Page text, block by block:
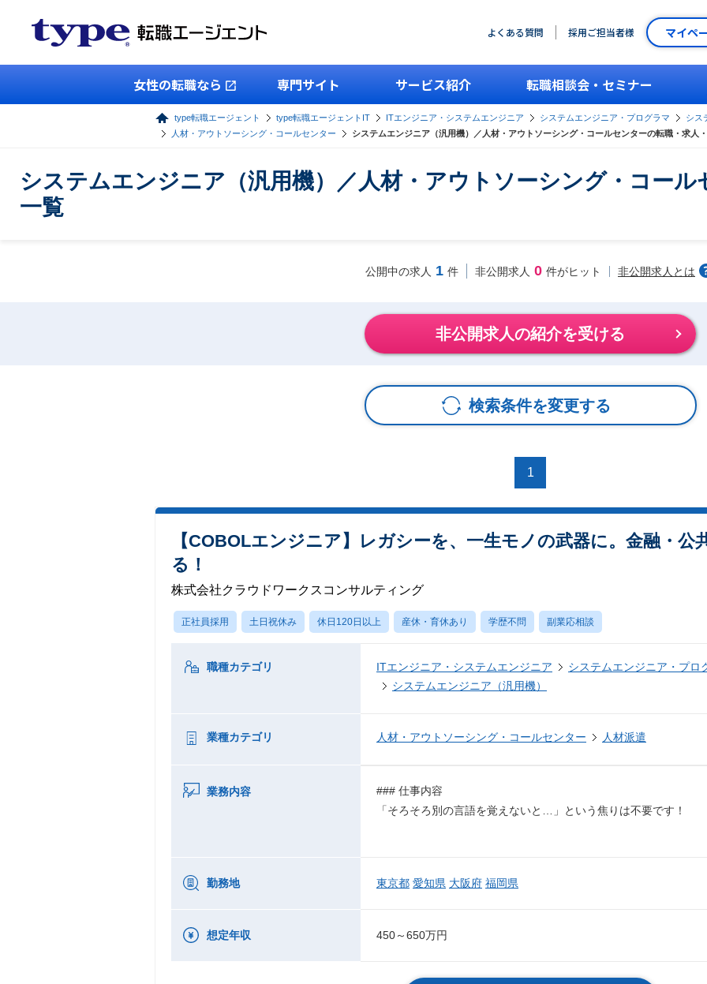
よくある質問 採用ご担当者様 マイペ
女性の転職なら 専門サイト サービス紹介 転職相談会・セミナー
type転職エージェント type転職エージェントIT ITエンジニア・システムエンジニア システムエンジニア・プログラマ
シス
人材・アウトソーシング・コールセンター
システムエンジニア（汎用機）／人材・アウトソーシング・コールセンターの転職・求人
システムエンジニア（汎用機）／人材・アウトソーシング・コール
一覧
公開中の求人 1 件 非公開求人 0 件がヒット 非公開求人とは
非公開求人の紹介を受ける
検索条件を変更する
1
【COBOLエンジニア】レガシーを、一生モノの武器に。金融・公
る！
株式会社クラウドワークスコンサルティング
正社員採用 土日祝休み 休日120日以上 産休・育休あり 学歴不問 副業応相談
職種カテゴリ ITエンジニア・システムエンジニア
システムエンジニア・プロ
システムエンジニア（汎用機）
業種カテゴリ 人材・アウトソーシング・コールセンター 人材派遣
業務内容
### 仕事内容
「そろそろ別の言語を覚えないと…」という焦りは不要です！
勤務地 東京都 愛知県 大阪府 福岡県
想定年収 450～650万円